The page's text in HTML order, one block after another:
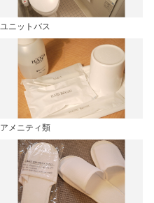
ユニットバス
アメニティ類